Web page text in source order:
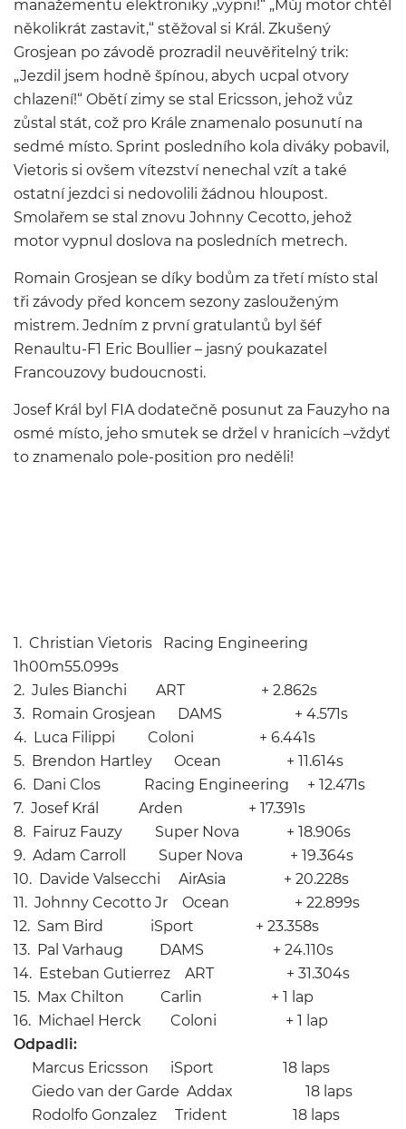
manažementu elektroniky „vypni!“ „Můj motor chtěl
několikrát zastavit,“ stěžoval si Král. Zkušený
Grosjean po závodě prozradil neuvěřitelný trik:
„Jezdil jsem hodně špínou, abych ucpal otvory
chlazení!“ Obětí zimy se stal Ericsson, jehož vůz
zůstal stát, což pro Krále znamenalo posunutí na
sedmé místo. Sprint posledního kola diváky pobavil,
Vietoris si ovšem vítezství nenechal vzít a také
ostatní jezdci si nedovolili žádnou hloupost.
Smolařem se stal znovu Johnny Cecotto, jehož
motor vypnul doslova na posledních metrech.
Romain Grosjean se díky bodům za třetí místo stal
tři závody před koncem sezony zaslouženým
mistrem. Jedním z první gratulantů byl šéf
Renaultu-F1 Eric Boullier – jasný poukazatel
Francouzovy budoucnosti.
Josef Král byl FIA dodatečně posunut za Fauzyho na
osmé místo, jeho smutek se držel v hranicích –vždyť
to znamenalo pole-position pro neděli!
1. Christian Vietoris Racing Engineering
1h00m55.099s
2. Jules Bianchi ART + 2.862s
3. Romain Grosjean DAMS + 4.571s
4. Luca Filippi Coloni + 6.441s
5. Brendon Hartley Ocean + 11.614s
6. Dani Clos Racing Engineering + 12.471s
7. Josef Král Arden + 17.391s
8. Fairuz Fauzy Super Nova + 18.906s
9. Adam Carroll Super Nova + 19.364s
10. Davide Valsecchi AirAsia + 20.228s
11. Johnny Cecotto Jr Ocean + 22.899s
12. Sam Bird iSport + 23.358s
13. Pal Varhaug DAMS + 24.110s
14. Esteban Gutierrez ART + 31.304s
15. Max Chilton Carlin + 1 lap
16. Michael Herck Coloni + 1 lap
Odpadli:
Marcus Ericsson iSport 18 laps
Giedo van der Garde Addax 18 laps
Rodolfo Gonzalez Trident 18 laps